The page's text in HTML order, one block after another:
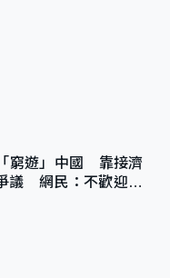
窮遊」中國 靠接濟
議 網民：不歡迎劣